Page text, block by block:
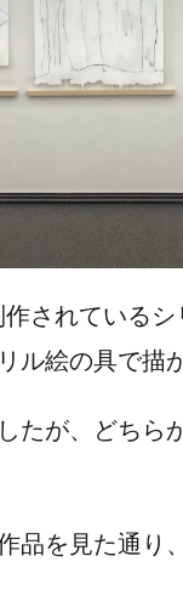
されているシ
ル絵の具で描
たが、どちら
品を見た通り